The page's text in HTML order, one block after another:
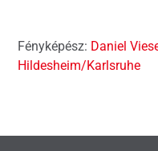
Fényképész: Daniel
Hildesheim/Karlsruhe